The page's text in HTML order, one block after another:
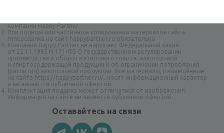
компании Happy Partner.
При полном или частичном копировании материалов сайта
гиперссылка на сайт happypartner.ru обязательна
Компания Happy Partner не нарушает Федеральный закон
от 22.11.1995 N 171-ФЗ О государственном регулировании
производства и оборота этилового спирта, алкогольной
и спиртосодержащей продукции и об ограничении потребления
(распития) алкогольной продукции. Все материалы, размещённые
на сайте https://happypartner.ru/, носят информационный характер
и не являются публичной офертой.
Комплектация подарка может отличаться от изображения.
Информация на сайте не является публичной офертой.
Оставайтесь на связи